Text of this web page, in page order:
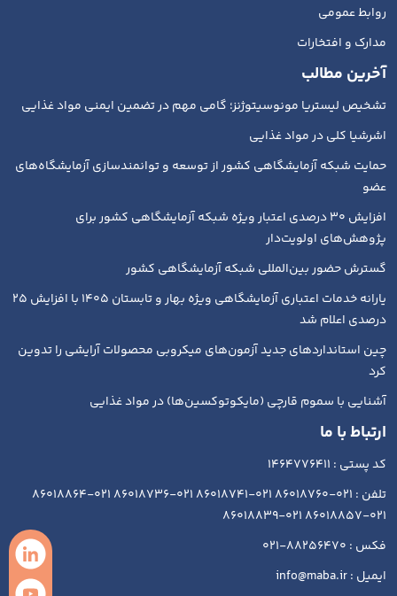
روابط عمومی
مدارک و افتخارات
آخرین مطالب
تشخیص لیستریا مونوسیتوژنز؛ گامی مهم در تضمین ایمنی مواد غذایی
اشرشیا کلی در مواد غذایی
حمایت شبکه آزمایشگاهی کشور از توسعه و توانمندسازی آزمایشگاه‌های
عضو
افزایش ۳۰ درصدی اعتبار ویژه شبکه آزمایشگاهی کشور برای
پژوهش‌های اولویت‌دار
گسترش حضور بین‌المللی شبکه آزمایشگاهی کشور
یارانه خدمات اعتباری آزمایشگاهی ویژه بهار و تابستان ۱۴۰۵ با افزایش ۲۵
درصدی اعلام شد
چین استانداردهای جدید آزمون‌های میکروبی محصولات آرایشی را تدوین
کرد
آشنایی با سموم قارچی (مایکوتوکسین‌ها) در مواد غذایی
ارتباط با ما
کد پستی : 1464776411
تلفن : 021-86018760 021-86018741 021-86018736 021-86018864
021-86018857 021-86018839
فکس : 88256470-021
ایمیل : info@maba.ir